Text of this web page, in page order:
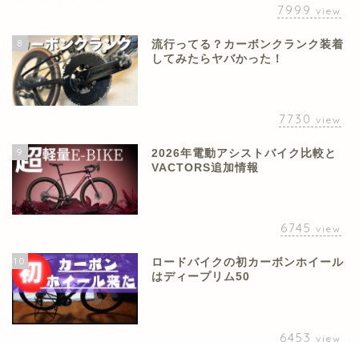
7999 view
8
流行ってる？カーボンクランク装着
してみたらヤバかった！
7730 view
9
2026年電動アシストバイク比較と
VACTORS追加情報
6745 view
10
ロードバイクの初カーボンホイール
はディープリム50
6453 view